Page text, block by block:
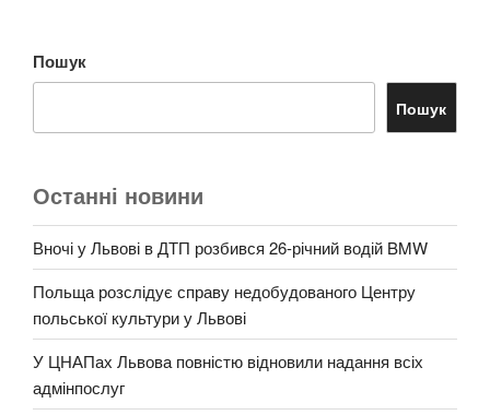
Пошук
Пошук
Останні новини
Вночі у Львові в ДТП розбився 26-річний водій BMW
Польща розслідує справу недобудованого Центру
польської культури у Львові
У ЦНАПах Львова повністю відновили надання всіх
адмінпослуг